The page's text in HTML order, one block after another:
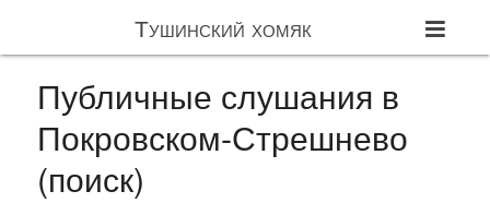
Тушинский хомяк
Публичные слушания в
Покровском-Стрешнево
(поиск)